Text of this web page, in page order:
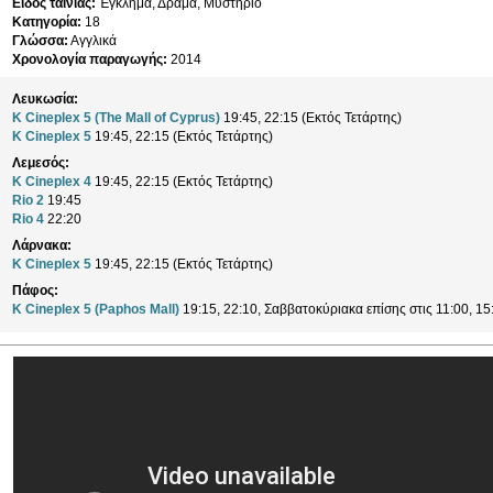
Είδος ταινίας: Έγκλημα, Δράμα, Μυστήριο
Κατηγορία: 18
Γλώσσα: Αγγλικά
Χρονολογία παραγωγής: 2014
Λευκωσία:
K Cineplex 5 (The Mall of Cyprus) 19:45, 22:15 (Εκτός Τετάρτης)
K Cineplex 5 19:45, 22:15 (Εκτός Τετάρτης)
Λεμεσός:
K Cineplex 4 19:45, 22:15 (Εκτός Τετάρτης)
Rio 2 19:45
Rio 4 22:20
Λάρνακα:
K Cineplex 5 19:45, 22:15 (Εκτός Τετάρτης)
Πάφος:
K Cineplex 5 (Paphos Mall) 19:15, 22:10, Σαββατοκύριακα επίσης στις 11:00,